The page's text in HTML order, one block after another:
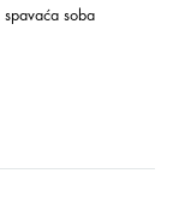
spavaća soba